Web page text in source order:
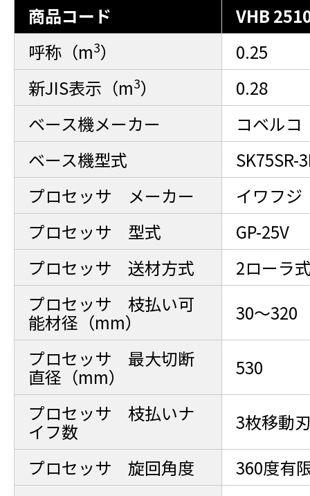
商品コード
VHB
呼称（m3）
0.25
新JIS表示（m3）
0.28
ベース機メーカー
コベルコ
ベース機型式
SK75SR-
プロセッサ メーカー
イワフジ
プロセッサ 型式
GP-25V
プロセッサ 送材方式
2ローラ
プロセッサ 枝払い可
能材径（mm）
30～320
プロセッサ 最大切断
直径（mm）
530
プロセッサ 枝払いナ
イフ数
3枚移動
プロセッサ 旋回角度
360度有